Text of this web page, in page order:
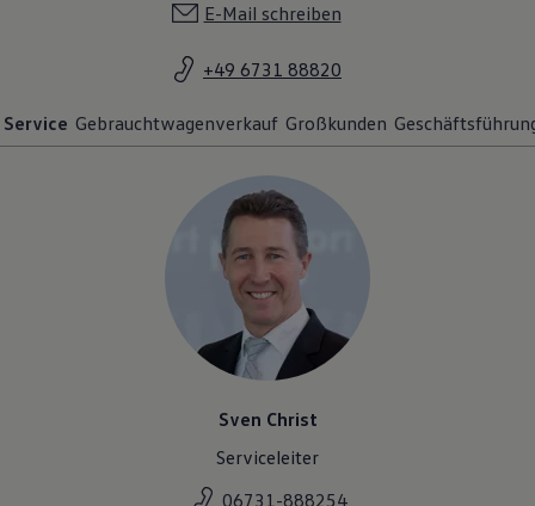
E-Mail schreiben
+49 6731 88820
Service Gebrauchtwagenverkauf Großkunden
Sven Christ
Serviceleiter
06731-888254